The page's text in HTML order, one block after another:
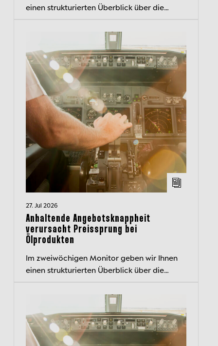
einen strukturierten Überblick über die
wichtige Entwicklungen.
27. Jul 2026
Anhaltende Angebotsknappheit
verursacht Preissprung bei
Ölprodukten
Im zweiwöchigen Monitor geben wir Ihnen
einen strukturierten Überblick über die
wichtige Entwicklungen.